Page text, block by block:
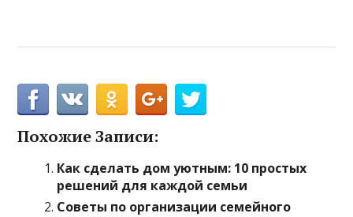
Похожие Записи:
Как сделать дом уютным: 10 простых
решений для каждой семьи
Советы по организации семейного